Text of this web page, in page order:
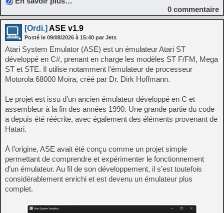
0 commentaire
[Ordi.] ASE v1.9
Posté le 09/08/2026 à 15:40 par Jets
Atari System Emulator (ASE) est un émulateur Atari ST
développé en C#, prenant en charge les modèles ST F/FM, Mega
ST et STE. Il utilise notamment l’émulateur de processeur
Motorola 68000 Moira, créé par Dr. Dirk Hoffmann.
Le projet est issu d’un ancien émulateur développé en C et
assembleur à la fin des années 1990. Une grande partie du code
a depuis été réécrite, avec également des éléments provenant de
Hatari.
À l’origine, ASE avait été conçu comme un projet simple
permettant de comprendre et expérimenter le fonctionnement
d’un émulateur. Au fil de son développement, il s’est toutefois
considérablement enrichi et est devenu un émulateur plus
complet.